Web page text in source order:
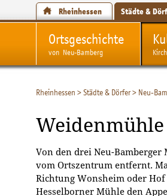
Rheinhessen Städte &
Ortsgeschichte
von Neu-Bamberg
Rheinhessen >Städte & Dörfer> Neu-
Weidenmühle
Von den drei Neu-
vom Ortszentrum entfernt.
Richtung Wonsheim oder
Hesselborner Mühle den